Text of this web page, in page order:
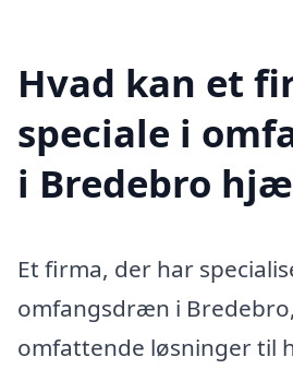
Hvad kan et
speciale i
i Bredebro
Et firma, der har
omfangsdræn i
omfattende løsninger til